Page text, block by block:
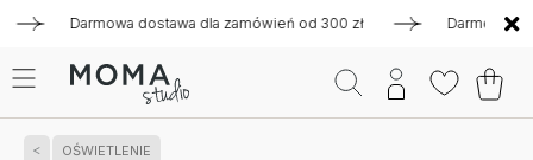
Darmowa dostawa dla zamówień od 300 zł Darmowa
OŚWIETLENIE